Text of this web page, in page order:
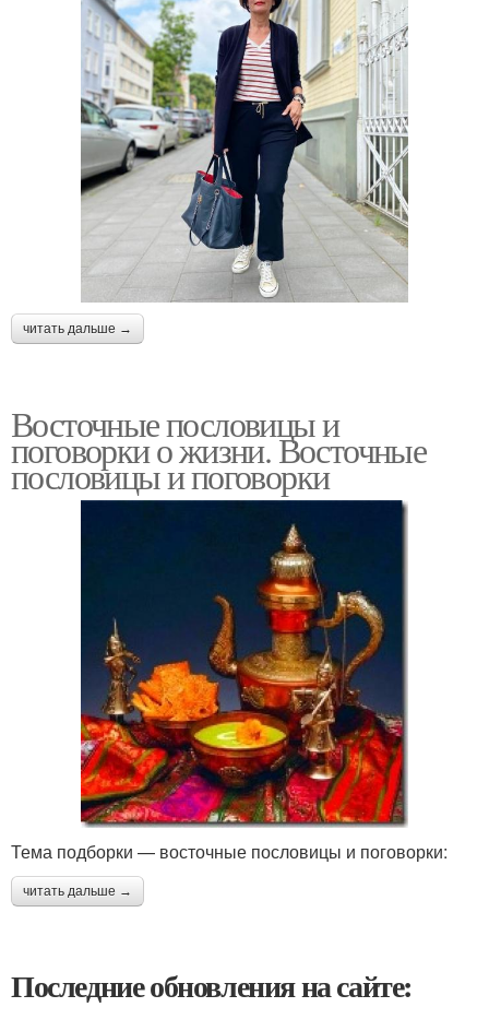
читать дальше →
Восточные пословицы и
поговорки о жизни. Восточные
пословицы и поговорки
Тема подборки — восточные пословицы и поговорки:
читать дальше →
Последние обновления на сайте: